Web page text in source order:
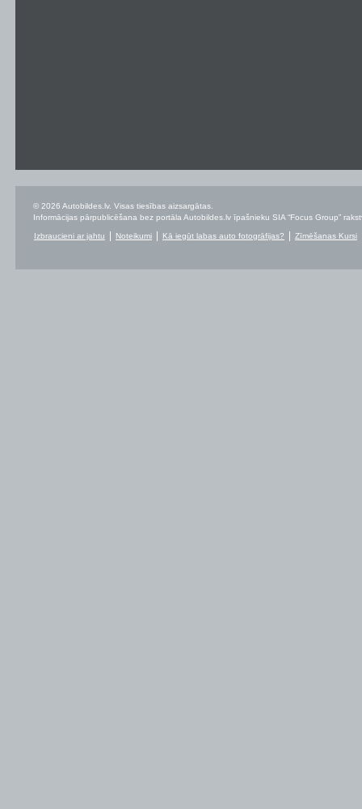
© 2026 Autobildes.lv. Visas tiesības aizsargātas.
Informācijas pārpublicēšana bez portāla Autobildes.lv īpašnieku SIA “Focus Group”
Izbraucieni ar jahtu Noteikumi Kā iegūt labas auto fotogrāfijas? Zīmēšanas Kursi